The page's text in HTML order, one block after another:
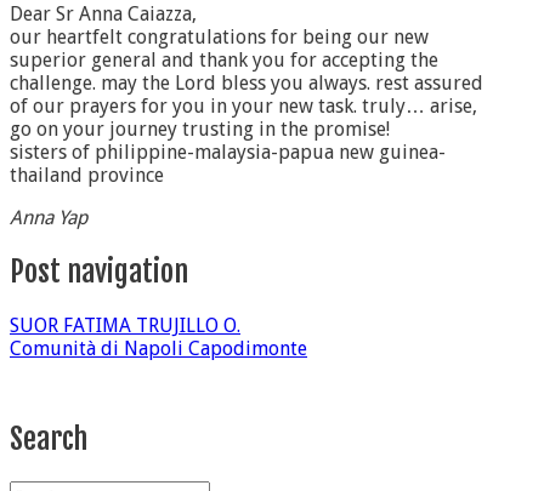
Dear Sr Anna Caiazza,
our heartfelt congratulations for being our new
superior general and thank you for accepting the
challenge. may the Lord bless you always. rest assured
of our prayers for you in your new task. truly… arise,
go on your journey trusting in the promise!
sisters of philippine-malaysia-papua new guinea-
thailand province
Anna Yap
Post navigation
SUOR FATIMA TRUJILLO O.
Comunità di Napoli Capodimonte
Search